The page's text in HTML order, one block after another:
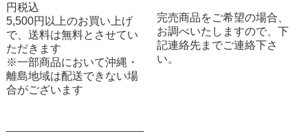
円税込
5,500円以上のお買い上げ
で、送料は無料とさせてい
ただきます
※一部商品において沖縄・
離島地域は配送できない場
合がございます
完売商品をご希望の場合、
お調べいたしますので、下
記連絡先までご連絡下さ
い。